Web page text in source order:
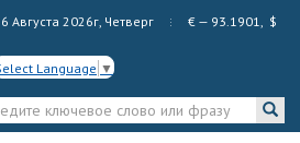
6 Августа 2026г, Четверг € — 93.1901, $
Language ▼